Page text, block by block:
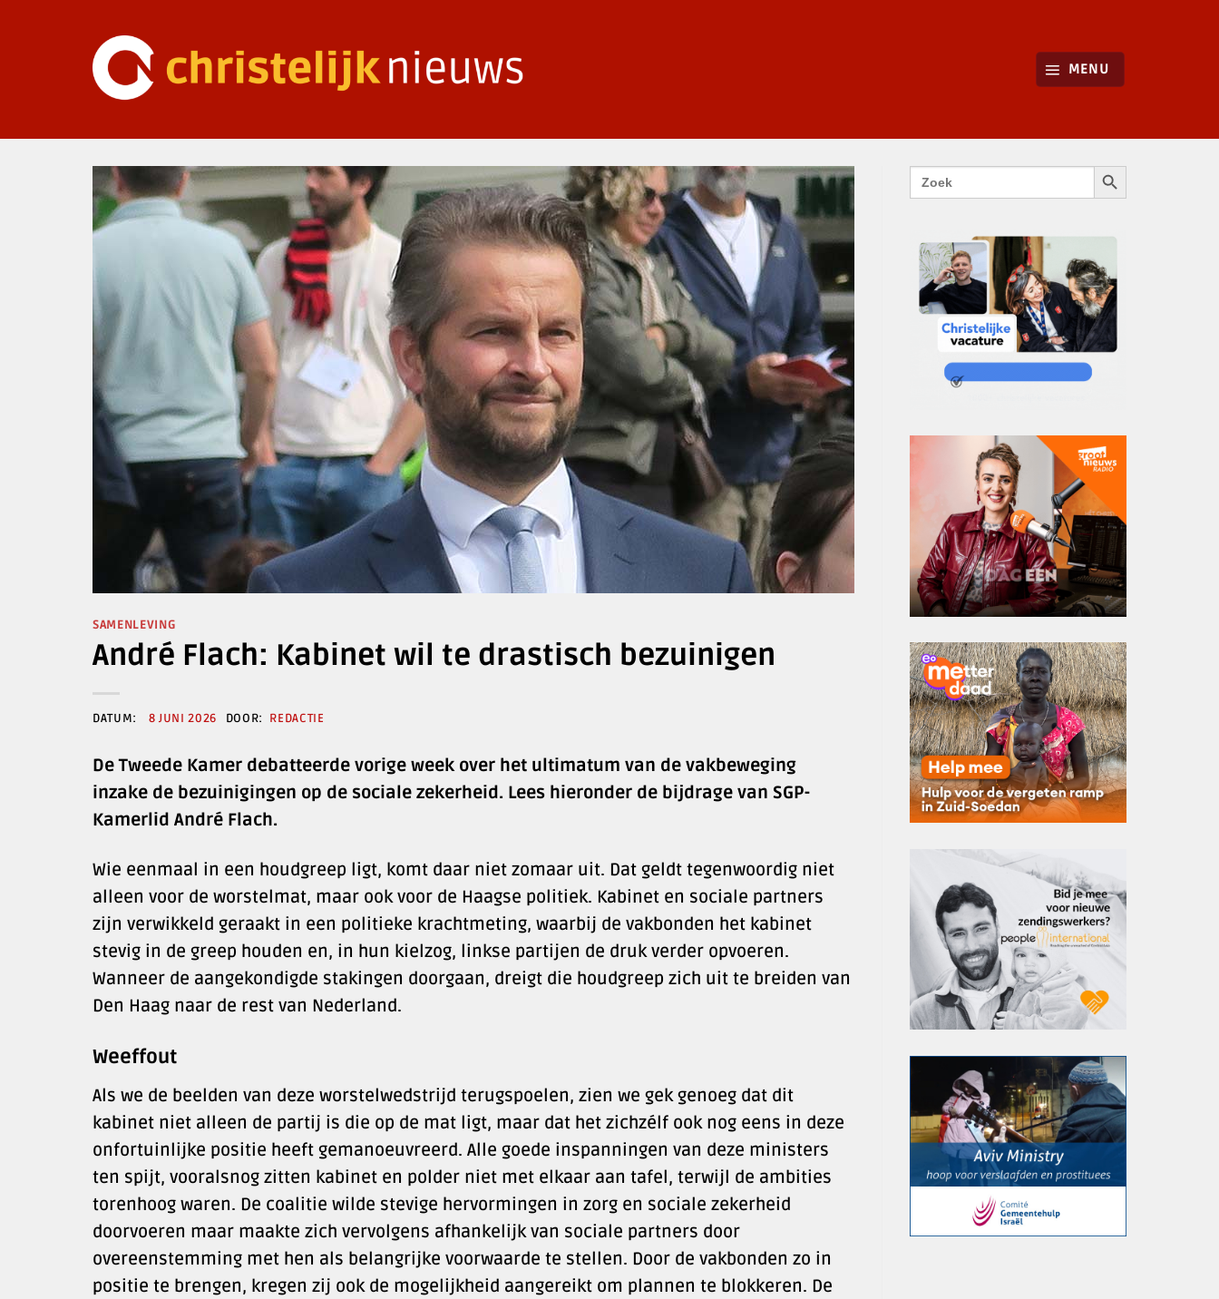
MENU
SAMENLEVING
André Flach: Kabinet wil te drastisch bezuinigen
8 JUNI 2026 REDACTIE
De Tweede Kamer debatteerde vorige week over het ultimatum van de vakbeweging
inzake de bezuinigingen op de sociale zekerheid. Lees hieronder de bijdrage van SGP-
Kamerlid André Flach.
Wie eenmaal in een houdgreep ligt, komt daar niet zomaar uit. Dat geldt tegenwoordig niet
alleen voor de worstelmat, maar ook voor de Haagse politiek. Kabinet en sociale partners
zijn verwikkeld geraakt in een politieke krachtmeting, waarbij de vakbonden het kabinet
stevig in de greep houden en, in hun kielzog, linkse partijen de druk verder opvoeren.
Wanneer de aangekondigde stakingen doorgaan, dreigt die houdgreep zich uit te breiden van
Den Haag naar de rest van Nederland.
Weeffout
Als we de beelden van deze worstelwedstrijd terugspoelen, zien we gek genoeg dat dit
kabinet niet alleen de partij is die op de mat ligt, maar dat het zichzélf ook nog eens in deze
onfortuinlijke positie heeft gemanoeuvreerd. Alle goede inspanningen van deze ministers
ten spijt, vooralsnog zitten kabinet en polder niet met elkaar aan tafel, terwijl de ambities
torenhoog waren. De coalitie wilde stevige hervormingen in zorg en sociale zekerheid
doorvoeren maar maakte zich vervolgens afhankelijk van sociale partners door
overeenstemming met hen als belangrijke voorwaarde te stellen. Door de vakbonden zo in
positie te brengen, kregen zij ook de mogelijkheid aangereikt om plannen te blokkeren. De
Zoek
naar:
ZOEKKNOP